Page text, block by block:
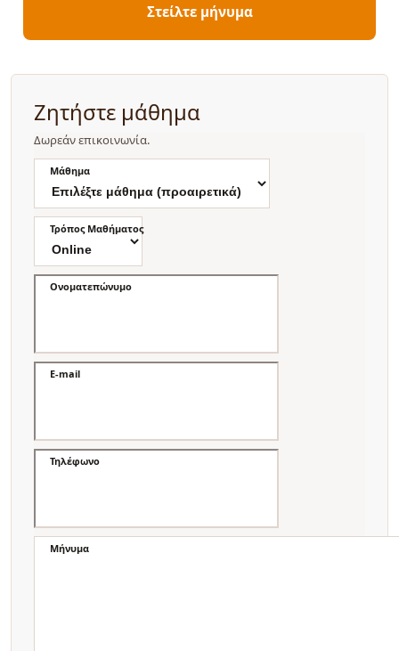
Στείλτε μήνυμα
Ζητήστε μάθημα
Δωρεάν επικοινωνία.
Μάθημα
Τρόπος Μαθήματος
Ονοματεπώνυμο
E-mail
Τηλέφωνο
Μήνυμα